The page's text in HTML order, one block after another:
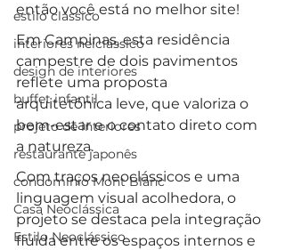
estilo clássico
interiores neiclássico
design de interiores
buffet infantil
projeto de interiores
restaurante japonês
condomínio Mont Blanc
Casa Neoclássica
Estilo Neoclássico
então você está no melhor site!
Em Campinas, esta residência
campestre de dois pavimentos
reflete uma proposta
arquitetônica leve, que valoriza o
bem-estar e o contato direto com
a natureza.
Com traços neoclássicos e uma
linguagem visual acolhedora, o
projeto se destaca pela integração
fluida entre os espaços internos e